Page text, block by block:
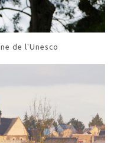
de l'Unesco